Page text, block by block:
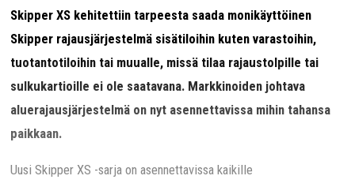
Skipper XS kehitettiin tarpeesta saada monikäyttöinen
Skipper rajausjärjestelmä sisätiloihin kuten varastoihin,
tuotantotiloihin tai muualle, missä tilaa rajaustolpille tai
sulkukartioille ei ole saatavana. Markkinoiden johtava
aluerajausjärjestelmä on nyt asennettavissa mihin tahansa
paikkaan.
Uusi Skipper XS -sarja on asennettavissa kaikille